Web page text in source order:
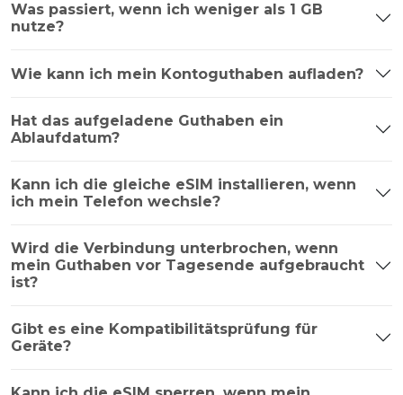
Was passiert, wenn ich weniger als 1 GB
nutze?
Wie kann ich mein Kontoguthaben aufladen?
Hat das aufgeladene Guthaben ein
Ablaufdatum?
Kann ich die gleiche eSIM installieren, wenn
ich mein Telefon wechsle?
Wird die Verbindung unterbrochen, wenn
mein Guthaben vor Tagesende aufgebraucht
ist?
Gibt es eine Kompatibilitätsprüfung für
Geräte?